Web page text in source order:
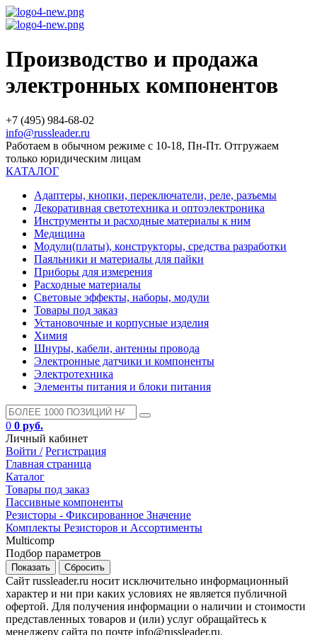
Производство и продажа
электронных компонентов
+7 (495) 984-68-02
info@russleader.ru
Работаем в обычном режиме с 10-18, Пн-Пт. Отгружаем
только юридическим лицам
КАТАЛОГ
Адаптеры, кнопки, переключатели, реле, разъемы
Декоративная светотехника и оптоэлектроника
Инструменты и расходные материалы к ним
Медицина
Модули(платы), конструкторы, средства разработки
Паяльники и материалы для пайки
Приборы для измерения
Расходные материалы
Световые эффекты, наборы, модули
Товары под заказ
Установочные и корпусные изделия
Химия
Шнуры, кабели, антенны провода
Электронные датчики и компоненты
Электротехника
Элементы питания и блоки питания
0 0 руб.
Личный кабинет
Войти / Регистрация
Главная страница
Каталог
Товары под заказ
Пассивные компоненты
Резисторы - Фиксированное Значение
Комплекты Резисторов и Ассортименты
Multicomp
Подбор параметров
Сайт russleader.ru носит исключительно информационный
характер и ни при каких условиях не является публичной
офертой. Для получения информации о наличии и стоимости
представленных товаров и (или) услуг обращайтесь к
менеджеру сайта по почте info@russleader.ru.